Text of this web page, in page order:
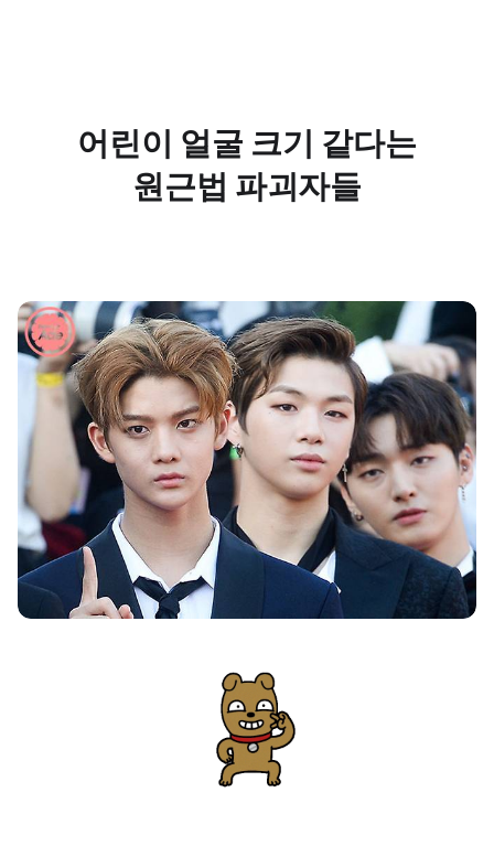
어린이 얼굴 크기 같다는
원근법 파괴자들